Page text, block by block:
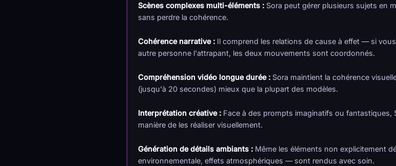
Scènes complexes multi-éléments : Sora peut gérer plusieurs sujets en
sans perdre la cohérence.
Cohérence narrative : Il comprend les relations de cause à effet — si
autre personne l'attrapant, les deux mouvements sont coordonnés.
Compréhension vidéo longue durée : Sora maintient la cohérence
(jusqu'à 20 secondes) mieux que la plupart des modèles.
Interprétation créative : Face à des prompts imaginatifs ou
manière de les réaliser visuellement.
Génération de détails ambiants : Même les éléments non explicitement
environnementale, effets atmosphériques — sont rendus avec soin.